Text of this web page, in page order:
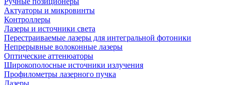
Актуаторы и микровинты
Контроллеры
Лазеры и источники света
Перестраиваемые лазеры для интегральной фотоники
Непрерывные волоконные лазеры
Оптические аттенюаторы
Широкополосные источники излучения
Профилометры лазерного пучка
Лазеры